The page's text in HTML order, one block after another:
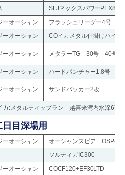
SLJマックスパワーPEX8
ーオーシャン
フラッシュリーダー4号
ーオーシャン
COイカメタル仕掛けハイテ
ーオーシャン メタラーTG 30号 40号
ーオーシャン
ハードパンチャー1.8号
ーオーシャン サンドバッカー2段
カ:メタルティップラン 越喜来湾内水深67m
目深場用
ーオーシャン
オーシャンスピア OSP-
ソルティガIC300
ーオーシャン
COCF120+EF30LTD